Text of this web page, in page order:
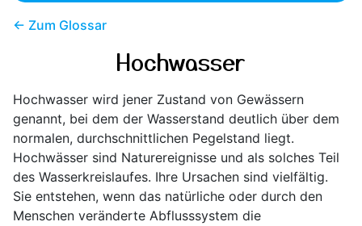
← Zum Glossar
Hochwasser
Hochwasser wird jener Zustand von Gewässern
genannt, bei dem der Wasserstand deutlich über dem
normalen, durchschnittlichen Pegelstand liegt.
Hochwässer sind Naturereignisse und als solches Teil
des Wasserkreislaufes. Ihre Ursachen sind vielfältig.
Sie entstehen, wenn das natürliche oder durch den
Menschen veränderte Abflusssystem die